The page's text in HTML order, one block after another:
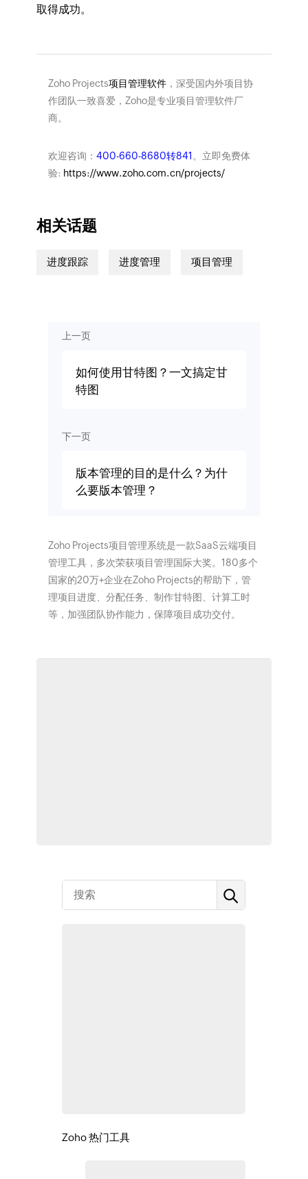
取得成功。
Zoho Projects项目管理软件，深受国内外项目协
作团队一致喜爱，Zoho是专业项目管理软件厂
商。
欢迎咨询： 400-660-8680转841 。立即免费体
验: https://www.zoho.com.cn/projects/
相关话题
进度跟踪 进度管理 项目管理
上一页
如何使用甘特图？一文搞定甘
特图
下一页
版本管理的目的是什么？为什
么要版本管理？
Zoho Projects项目管理系统是一款SaaS云端项目
管理工具，多次荣获项目管理国际大奖。180多个
国家的20万+企业在Zoho Projects的帮助下，管
理项目进度、分配任务、制作甘特图、计算工时
等，加强团队协作能力，保障项目成功交付。
Zoho 热门工具